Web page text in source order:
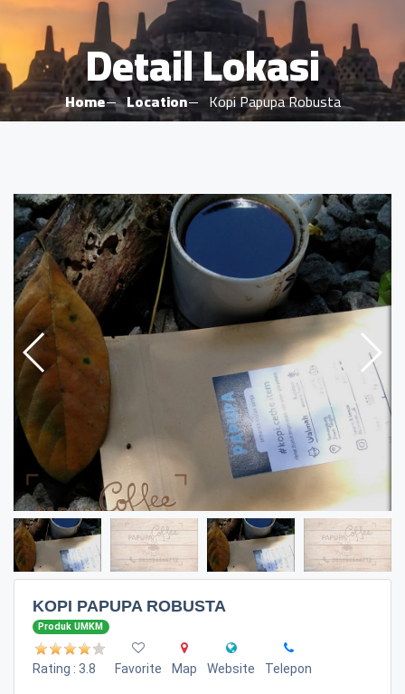
Detail Lokasi
Home Location Kopi Papupa Robusta
KOPI PAPUPA ROBUSTA
Produk UMKM
Rating : 3.8 Favorite Map Website Telepon